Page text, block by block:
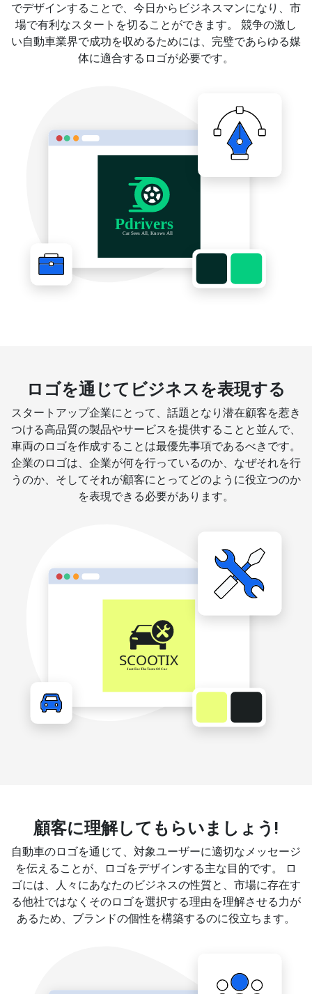
でデザインすることで、今日からビジネスマンになり、市
場で有利なスタートを切ることができます。 競争の激し
い自動車業界で成功を収めるためには、完璧であらゆる媒
体に適合するロゴが必要です。
ロゴを通じてビジネスを表現する
スタートアップ企業にとって、話題となり潜在顧客を惹き
つける高品質の製品やサービスを提供することと並んで、
車両のロゴを作成することは最優先事項であるべきです。
企業のロゴは、企業が何を行っているのか、なぜそれを行
うのか、そしてそれが顧客にとってどのように役立つのか
を表現できる必要があります。
顧客に理解してもらいましょう!
自動車のロゴを通じて、対象ユーザーに適切なメッセージ
を伝えることが、ロゴをデザインする主な目的です。 ロ
ゴには、人々にあなたのビジネスの性質と、市場に存在す
る他社ではなくそのロゴを選択する理由を理解させる力が
あるため、ブランドの個性を構築するのに役立ちます。